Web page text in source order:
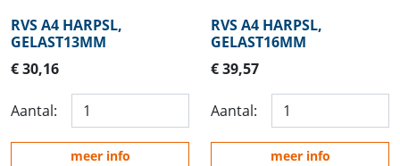
RVS A4 HARPSL,
GELAST13MM
€ 30,16
Aantal:
meer info
RVS A4 HARPSL,
GELAST16MM
€ 39,57
Aantal:
meer info